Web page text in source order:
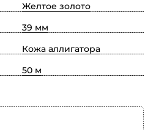
Желтое золото
39 мм
Кожа аллигатора
50 м